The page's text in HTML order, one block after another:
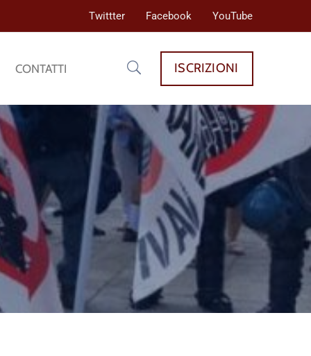
Twittter Facebook YouTube
CONTATTI ISCRIZIONI